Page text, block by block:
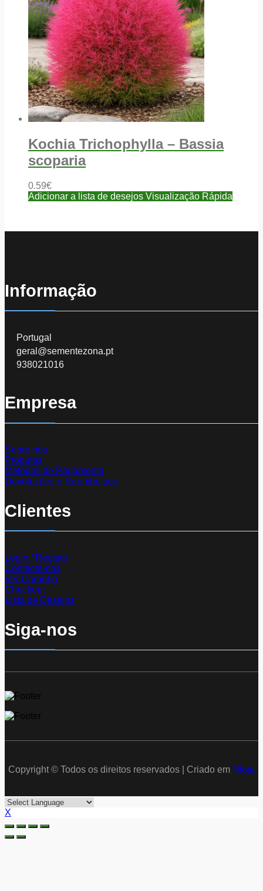
Kochia Trichophylla – Bassia
scoparia
0.59€
Adicionar a lista de desejos Visualização Rápida
Informação
Portugal
geral@sementezona.pt
938021016
Empresa
Sobre nós
Produtos
Métodos de Pagamento
Devoluções e Reembolsos
Clientes
Login / Registo
Contacte-nos
Ver Carrinho
Checkout
Lista de Desejos
Siga-nos
Copyright © Todos os direitos reservados | Criado em Nloja
X